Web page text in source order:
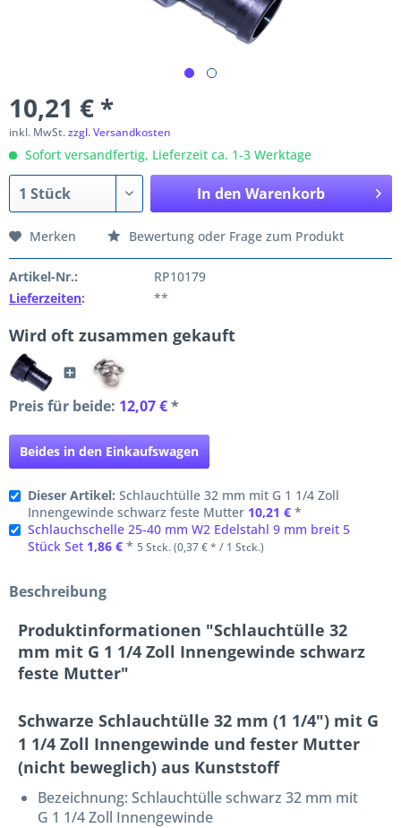
10,21 € *
inkl. MwSt.zzgl. Versandkosten
Sofort versandfertig, Lieferzeit ca. 1-3 Werktage
In den Warenkorb
Merken Bewertung oder Frage zum Produkt
Artikel-Nr.:
RP10179
Lieferzeiten: **
Wird oft zusammen gekauft
Preis für beide: 12,07 €*
Beides in den Einkaufswagen
Dieser Artikel: Schlauchtülle 32 mm mit G 1 1/4 Zoll
Innengewinde schwarz feste Mutter 10,21 € *
Schlauchschelle 25-40 mm W2 Edelstahl 9 mm breit 5
Stück Set 1,86 € * 5 Stck. (0,37 € * / 1 Stck.)
Beschreibung
Produktinformationen "Schlauchtülle 32
mm mit G 1 1/4 Zoll Innengewinde schwarz
feste Mutter"
Schwarze Schlauchtülle 32 mm (1 1/4") mit G
1 1/4 Zoll Innengewinde und fester Mutter
(nicht beweglich) aus Kunststoff
Bezeichnung: Schlauchtülle schwarz 32 mm mit
G 1 1/4 Zoll Innengewinde